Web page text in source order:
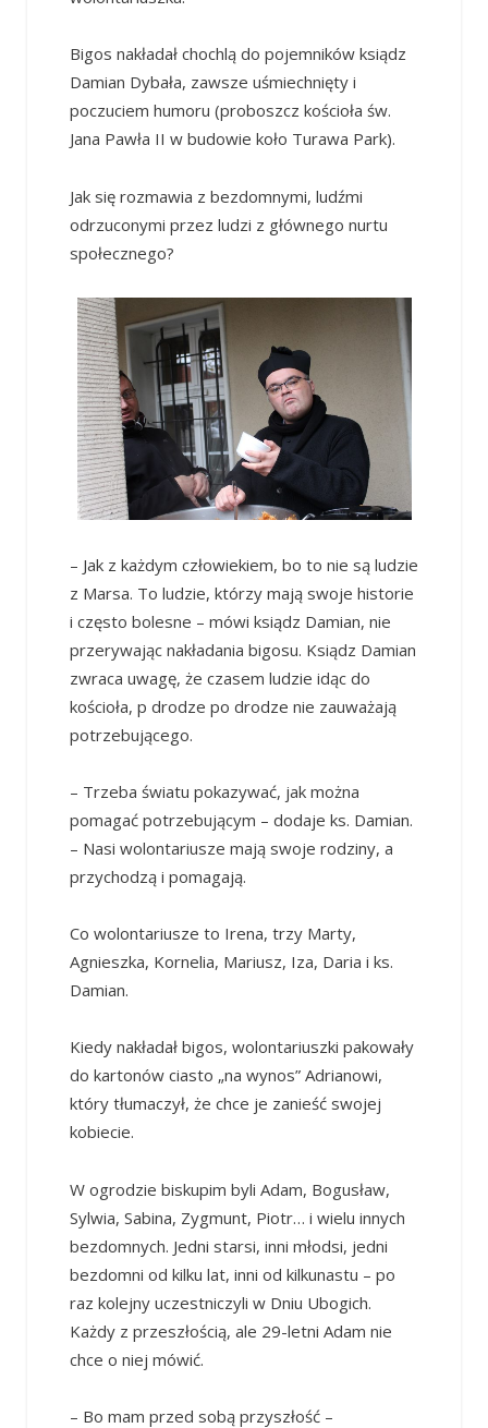
Bigos nakładał chochlą do pojemników ksiądz
Damian Dybała, zawsze uśmiechnięty i
poczuciem humoru (proboszcz kościoła św.
Jana Pawła II w budowie koło Turawa Park).
Jak się rozmawia z bezdomnymi, ludźmi
odrzuconymi przez ludzi z głównego nurtu
społecznego?
– Jak z każdym człowiekiem, bo to nie są ludzie
z Marsa. To ludzie, którzy mają swoje historie
i często bolesne – mówi ksiądz Damian, nie
przerywając nakładania bigosu. Ksiądz Damian
zwraca uwagę, że czasem ludzie idąc do
kościoła, p drodze po drodze nie zauważają
potrzebującego.
– Trzeba światu pokazywać, jak można
pomagać potrzebującym – dodaje ks. Damian.
– Nasi wolontariusze mają swoje rodziny, a
przychodzą i pomagają.
Co wolontariusze to Irena, trzy Marty,
Agnieszka, Kornelia, Mariusz, Iza, Daria i ks.
Damian.
Kiedy nakładał bigos, wolontariuszki pakowały
do kartonów ciasto „na wynos” Adrianowi,
który tłumaczył, że chce je zanieść swojej
kobiecie.
W ogrodzie biskupim byli Adam, Bogusław,
Sylwia, Sabina, Zygmunt, Piotr… i wielu innych
bezdomnych. Jedni starsi, inni młodsi, jedni
bezdomni od kilku lat, inni od kilkunastu – po
raz kolejny uczestniczyli w Dniu Ubogich.
Każdy z przeszłością, ale 29-letni Adam nie
chce o niej mówić.
– Bo mam przed sobą przyszłość –